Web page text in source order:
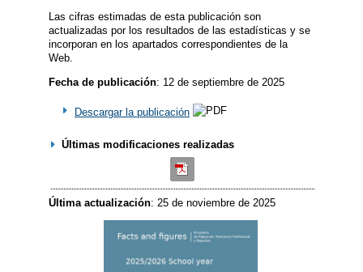
Las cifras estimadas de esta publicación son
actualizadas por los resultados de las estadísticas y se
incorporan en los apartados correspondientes de la
Web.
Fecha de publicación: 12 de septiembre de 2025
Descargar la publicación
Últimas modificaciones realizadas
Última actualización: 25 de noviembre de 2025